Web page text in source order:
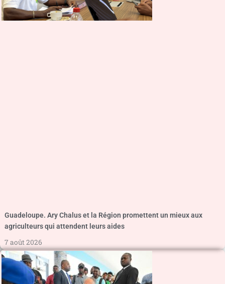
Guadeloupe. Ary Chalus et la Région promettent un mieux aux
agriculteurs qui attendent leurs aides
7 août 2026